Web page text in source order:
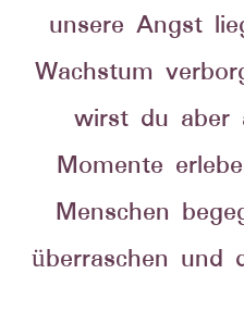
unsere Angst
Wachstum
wirst du aber
Momente
Menschen
überraschen und